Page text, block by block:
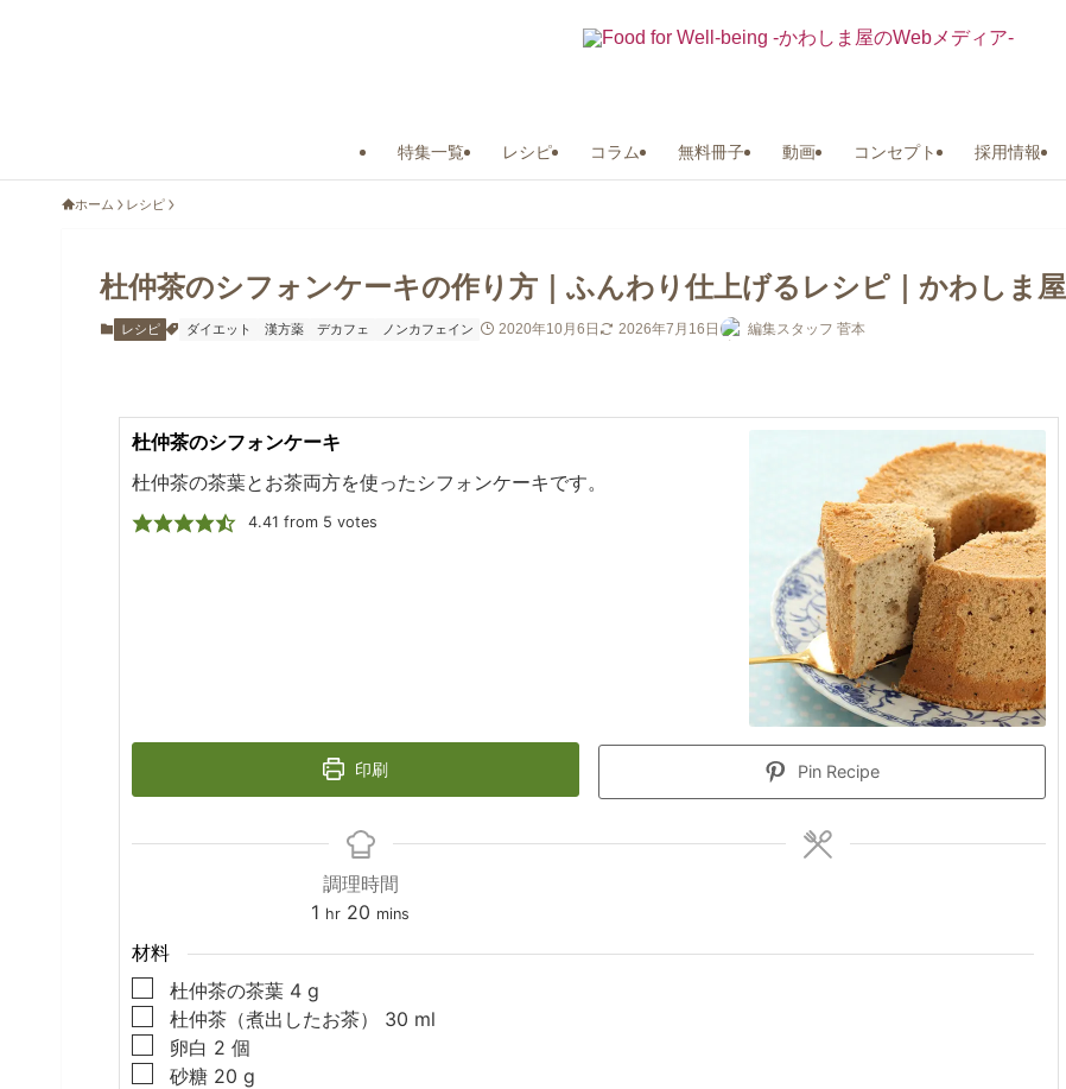
特集一覧 レシピ コラム 無料冊子 動画 コンセプト 採用情報
ホーム レシピ
杜仲茶のシフォンケーキの作り方｜ふんわり仕上げるレシピ｜かわしま屋
レシピ ダイエット 漢方薬 デカフェ ノンカフェイン 2020年10月6日 2026年7月16日 編集スタッフ 菅本
杜仲茶のシフォンケーキ
杜仲茶の茶葉とお茶両方を使ったシフォンケーキです。
4.41 from 5 votes
印刷 Pin Recipe
調理時間
1 hour
hr 20 minutes
mins
材料
▢
杜仲茶の茶葉 4 g
▢
杜仲茶（煮出したお茶） 30 ml
▢
卵白 2 個
▢
砂糖 20 g